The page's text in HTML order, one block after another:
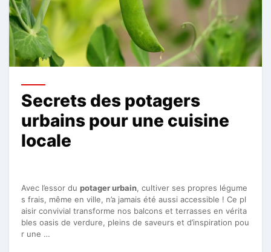
Secrets des potagers
urbains pour une cuisine
locale
Avec l’essor du potager urbain, cultiver ses propres légume
s frais, même en ville, n’a jamais été aussi accessible ! Ce pl
aisir convivial transforme nos balcons et terrasses en vérita
bles oasis de verdure, pleins de saveurs et d’inspiration pou
r une …